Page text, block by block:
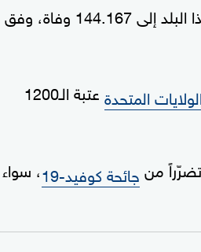
لترتفع بذلك الحصيلة الإجمالية للوفيات الناجمة عن الوباء الفتّاك في هذا البلد إلى 144.167 وفاة، وفق
الولايات المتحدة
عتبة الـ1200
من جائحة كوفيد-19
، سواء